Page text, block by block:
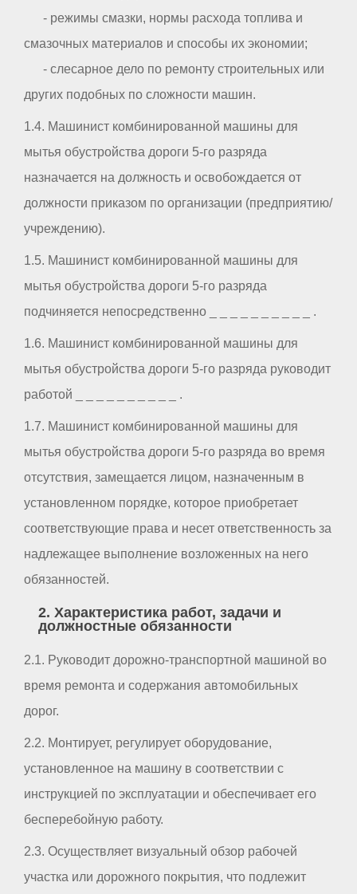
- режимы смазки, нормы расхода топлива и
смазочных материалов и способы их экономии;
- слесарное дело по ремонту строительных или
других подобных по сложности машин.
1.4. Машинист комбинированной машины для
мытья обустройства дороги 5-го разряда
назначается на должность и освобождается от
должности приказом по организации (предприятию/
учреждению).
1.5. Машинист комбинированной машины для
мытья обустройства дороги 5-го разряда
подчиняется непосредственно _ _ _ _ _ _ _ _ _ _ .
1.6. Машинист комбинированной машины для
мытья обустройства дороги 5-го разряда руководит
работой _ _ _ _ _ _ _ _ _ _ .
1.7. Машинист комбинированной машины для
мытья обустройства дороги 5-го разряда во время
отсутствия, замещается лицом, назначенным в
установленном порядке, которое приобретает
соответствующие права и несет ответственность за
надлежащее выполнение возложенных на него
обязанностей.
2. Характеристика работ, задачи и
должностные обязанности
2.1. Руководит дорожно-транспортной машиной во
время ремонта и содержания автомобильных
дорог.
2.2. Монтирует, регулирует оборудование,
установленное на машину в соответствии с
инструкцией по эксплуатации и обеспечивает его
бесперебойную работу.
2.3. Осуществляет визуальный обзор рабочей
участка или дорожного покрытия, что подлежит